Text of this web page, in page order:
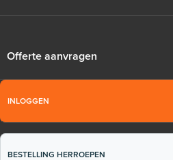
Offerte aanvragen
INLOGGEN
BESTELLING HERROEPEN